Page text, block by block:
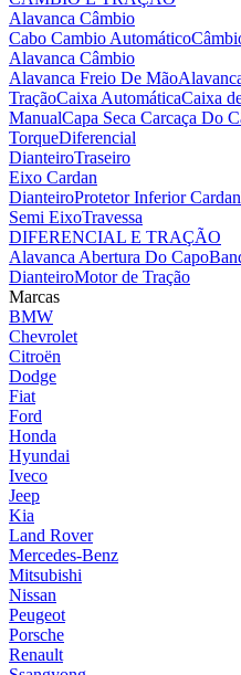
Alavanca Câmbio
Cabo Cambio Automático
Alavanca Câmbio
Alavanca Freio De Mão
TraçãoCaixa AutomáticaCaixa
ManualCapa Seca Carcaça Do
TorqueDiferencial
DianteiroTraseiro
Eixo Cardan
DianteiroProtetor Inferior Cardan
Semi EixoTravessa
DIFERENCIAL E TRAÇÃO
Alavanca Abertura Do Capo
DianteiroMotor de Tração
Marcas
BMW
Chevrolet
Citroën
Dodge
Fiat
Ford
Honda
Hyundai
Iveco
Jeep
Kia
Land Rover
Mercedes-Benz
Mitsubishi
Nissan
Peugeot
Porsche
Renault